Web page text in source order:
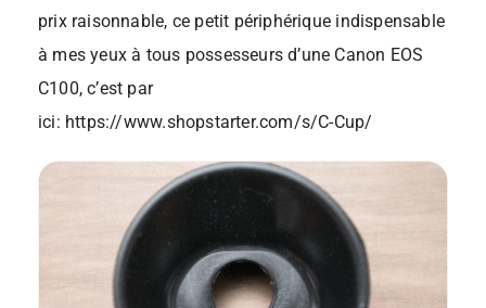
prix raisonnable, ce petit périphérique indispensable
à mes yeux à tous possesseurs d’une Canon EOS
C100, c’est par
ici: https://www.shopstarter.com/s/C-Cup/